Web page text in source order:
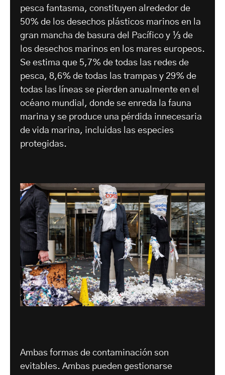
pesca fantasma, constituyen alrededor de
50% de los desechos plásticos marinos en la
gran mancha de basura del Pacífico y ⅓ de
los desechos marinos en los mares europeos.
Se estima que 5,7% de todas las redes de
pesca, 8,6% de todas las trampas y 29% de
todas las líneas se pierden anualmente en el
océano mundial, donde se enreda la fauna
marina y se produce una pérdida innecesaria
de vida marina, incluidas las especies
protegidas.
Ambas formas de contaminación son
evitables. Ambas pueden gestionarse